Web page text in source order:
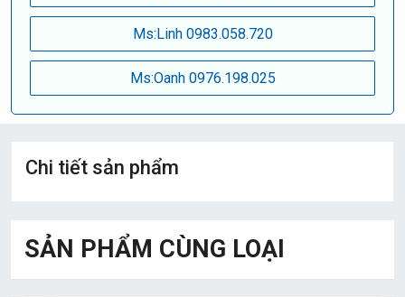
Ms:Linh 0983.058.720
Ms:Oanh 0976.198.025
Chi tiết sản phẩm
SẢN PHẨM CÙNG LOẠI